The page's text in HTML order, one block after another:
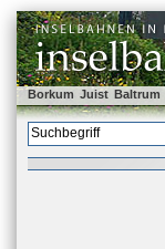
Borkum Juist Baltrum